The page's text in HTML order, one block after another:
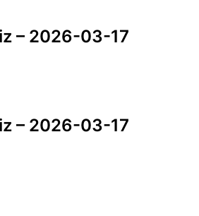
– 2026-03-17
– 2026-03-17